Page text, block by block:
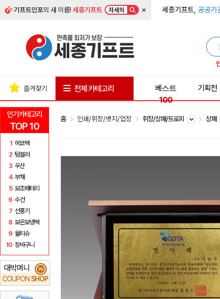
기프트인포의 새 이름!세종기프트 자세히 × 세종기프트, 공공기
인기카테고리
TOP 10
1 에코백
2 텀블러
3 우산
4 부채
5 보조배터리
6 수건
7 선풍기
8 보온보냉백
9 물티슈
10 장바구니
대박머니
COUPON SHOP
₩
즐겨찾기 전체 카테고리
베스트
100
기획전
홈 인쇄/휘장/뱃지/업장 휘장/상패/트로피 상패